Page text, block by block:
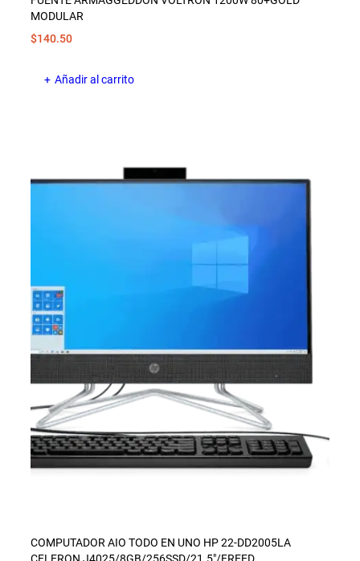
MODULAR
$140.50
Añadir al carrito
COMPUTADOR AIO TODO EN UNO HP 22-DD2005LA